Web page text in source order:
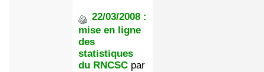
22/03/2008 :
mise en ligne
des
statistiques
du RNCSC par